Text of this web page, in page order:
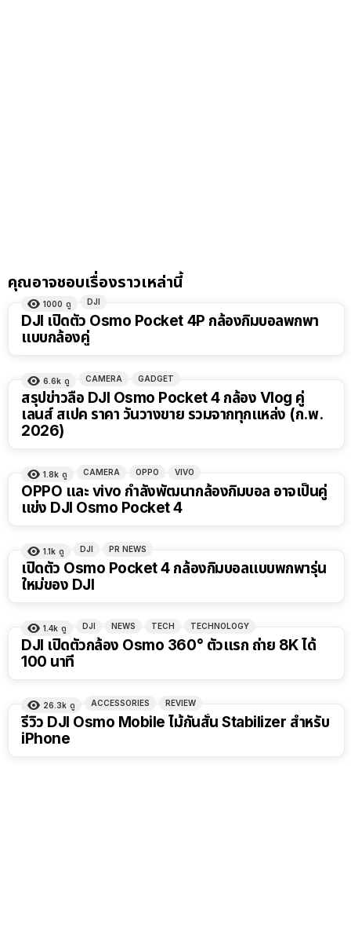
คุณอาจชอบเรื่องราวเหล่านี้
1000 ดู DJI
DJI เปิดตัว Osmo Pocket 4P กล้องกิมบอลพกพา
แบบกล้องคู่
6.6k ดู CAMERA GADGET
สรุปข่าวลือ DJI Osmo Pocket 4 กล้อง Vlog คู่
เลนส์ สเปค ราคา วันวางขาย รวมจากทุกแหล่ง (ก.พ.
2026)
1.8k ดู CAMERA OPPO VIVO
OPPO และ vivo กำลังพัฒนากล้องกิมบอล อาจเป็นคู่
แข่ง DJI Osmo Pocket 4
1.1k ดู DJI PR NEWS
เปิดตัว Osmo Pocket 4 กล้องกิมบอลแบบพกพารุ่น
ใหม่ของ DJI
1.4k ดู DJI NEWS TECH TECHNOLOGY
DJI เปิดตัวกล้อง Osmo 360° ตัวแรก ถ่าย 8K ได้
100 นาที
26.3k ดู ACCESSORIES REVIEW
รีวิว DJI Osmo Mobile ไม้กันสั่น Stabilizer สำหรับ
iPhone